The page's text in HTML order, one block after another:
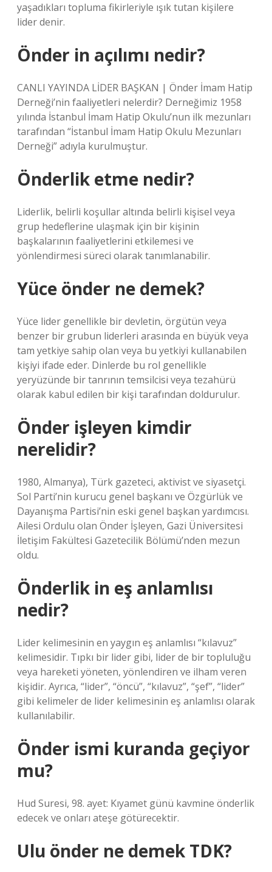
yaşadıkları topluma fikirleriyle ışık tutan kişilere
lider denir.
Önder in açılımı nedir?
CANLI YAYINDA LİDER BAŞKAN | Önder İmam Hatip
Derneği’nin faaliyetleri nelerdir? Derneğimiz 1958
yılında İstanbul İmam Hatip Okulu’nun ilk mezunları
tarafından “İstanbul İmam Hatip Okulu Mezunları
Derneği” adıyla kurulmuştur.
Önderlik etme nedir?
Liderlik, belirli koşullar altında belirli kişisel veya
grup hedeflerine ulaşmak için bir kişinin
başkalarının faaliyetlerini etkilemesi ve
yönlendirmesi süreci olarak tanımlanabilir.
Yüce önder ne demek?
Yüce lider genellikle bir devletin, örgütün veya
benzer bir grubun liderleri arasında en büyük veya
tam yetkiye sahip olan veya bu yetkiyi kullanabilen
kişiyi ifade eder. Dinlerde bu rol genellikle
yeryüzünde bir tanrının temsilcisi veya tezahürü
olarak kabul edilen bir kişi tarafından doldurulur.
Önder işleyen kimdir
nerelidir?
1980, Almanya), Türk gazeteci, aktivist ve siyasetçi.
Sol Parti’nin kurucu genel başkanı ve Özgürlük ve
Dayanışma Partisi’nin eski genel başkan yardımcısı.
Ailesi Ordulu olan Önder İşleyen, Gazi Üniversitesi
İletişim Fakültesi Gazetecilik Bölümü’nden mezun
oldu.
Önderlik in eş anlamlısı
nedir?
Lider kelimesinin en yaygın eş anlamlısı “kılavuz”
kelimesidir. Tıpkı bir lider gibi, lider de bir topluluğu
veya hareketi yöneten, yönlendiren ve ilham veren
kişidir. Ayrıca, “lider”, “öncü”, “kılavuz”, “şef”, “lider”
gibi kelimeler de lider kelimesinin eş anlamlısı olarak
kullanılabilir.
Önder ismi kuranda geçiyor
mu?
Hud Suresi, 98. ayet: Kıyamet günü kavmine önderlik
edecek ve onları ateşe götürecektir.
Ulu önder ne demek TDK?